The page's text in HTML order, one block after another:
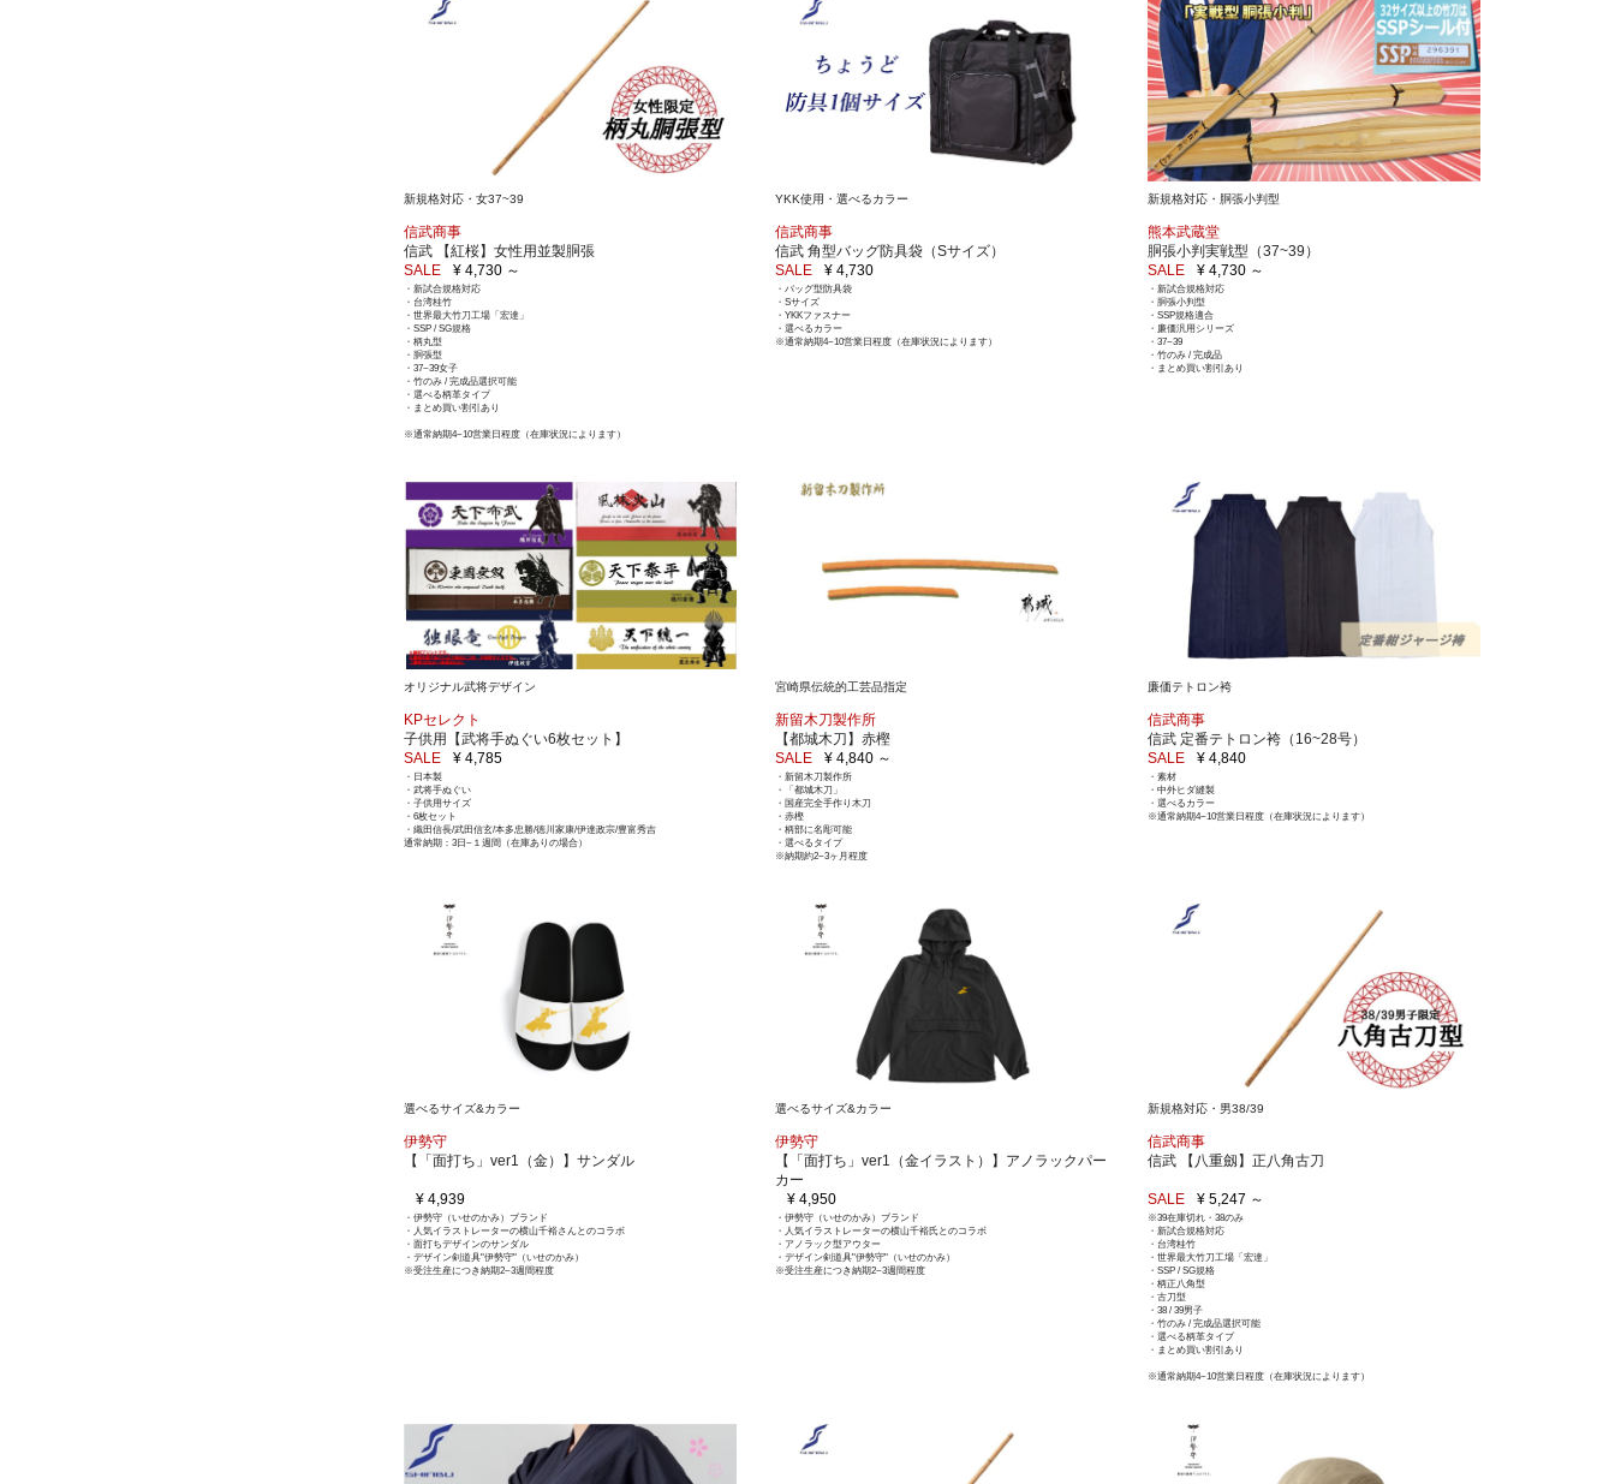
新規格対応・女37~39
信武商事
信武 【紅桜】女性用並製胴張
¥ 4,730 ～
SALE
・新試合規格対応
・台湾桂竹
・世界最大竹刀工場「宏達」
・SSP / SG規格
・柄丸型
・胴張型
・37~39女子
・竹のみ / 完成品選択可能
・選べる柄革タイプ
・まとめ買い割引あり
※通常納期4~10営業日程度（在庫状況によります）
YKK使用・選べるカラー
信武商事
信武 角型バッグ防具袋（Sサイズ）
¥ 4,730
SALE
・バッグ型防具袋
・Sサイズ
・YKKファスナー
・選べるカラー
※通常納期4~10営業日程度（在庫状況によります）
新規格対応・胴張小判型
熊本武蔵堂
胴張小判実戦型（37~39）
¥ 4,730 ～
SALE
・新試合規格対応
・胴張小判型
・SSP規格適合
・廉価汎用シリーズ
・37~39
・竹のみ / 完成品
・まとめ買い割引あり
オリジナル武将デザイン
KPセレクト
子供用【武将手ぬぐい6枚セット】
¥ 4,785
SALE
・日本製
・武将手ぬぐい
・子供用サイズ
・6枚セット
・織田信長/武田信玄/本多忠勝/徳川家康/伊達政宗/豊富秀吉
通常納期：3日~１週間（在庫ありの場合）
宮崎県伝統的工芸品指定
新留木刀製作所
【都城木刀】赤樫
¥ 4,840 ～
SALE
・新留木刀製作所
・「都城木刀」
・国産完全手作り木刀
・赤樫
・柄部に名彫可能
・選べるタイプ
※納期約2~3ヶ月程度
廉価テトロン袴
信武商事
信武 定番テトロン袴（16~28号）
¥ 4,840
SALE
・素材
・中外ヒダ縫製
・選べるカラー
※通常納期4~10営業日程度（在庫状況によります）
選べるサイズ&カラー
伊勢守
【「面打ち」ver1（金）】サンダル
¥ 4,939
・伊勢守（いせのかみ）ブランド
・人気イラストレーターの横山千裕さんとのコラボ
・面打ちデザインのサンダル
・デザイン剣道具"伊勢守"（いせのかみ）
※受注生産につき納期2~3週間程度
選べるサイズ&カラー
伊勢守
【「面打ち」ver1（金イラスト）】アノラックパー
カー
¥ 4,950
・伊勢守（いせのかみ）ブランド
・人気イラストレーターの横山千裕氏とのコラボ
・アノラック型アウター
・デザイン剣道具"伊勢守"（いせのかみ）
※受注生産につき納期2~3週間程度
新規格対応・男38/39
信武商事
信武 【八重劔】正八角古刀
¥ 5,247 ～
SALE
※39在庫切れ・38のみ
・新試合規格対応
・台湾桂竹
・世界最大竹刀工場「宏達」
・SSP / SG規格
・柄正八角型
・古刀型
・38 / 39男子
・竹のみ / 完成品選択可能
・選べる柄革タイプ
・まとめ買い割引あり
※通常納期4~10営業日程度（在庫状況によります）